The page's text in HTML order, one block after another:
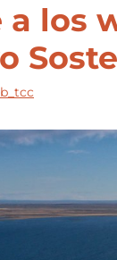
a los